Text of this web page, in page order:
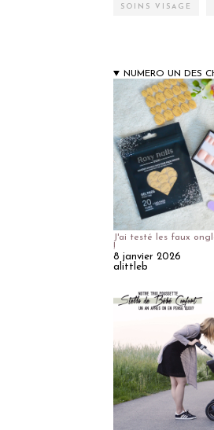
SOINS VISAGE
NUMERO UN DES
J'ai testé les faux
!
8 janvier 2026
alittleb